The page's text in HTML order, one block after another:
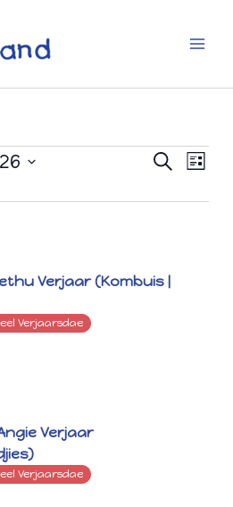
Events
and
SearchEvent
List
Verjaar (Kombuis |
Verjaarsdae
Verjaar
Verjaarsdae